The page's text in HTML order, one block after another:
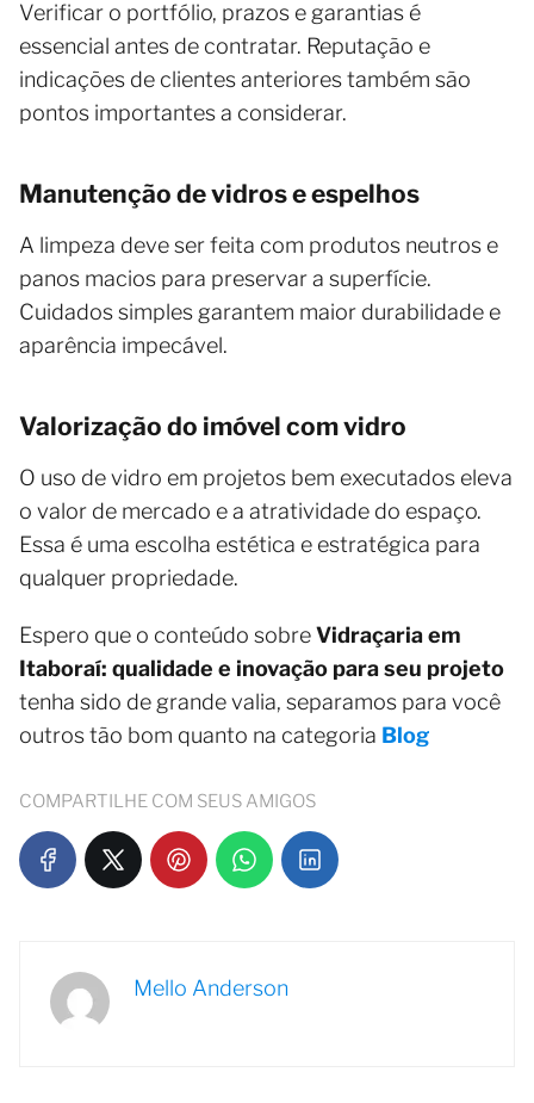
Verificar o portfólio, prazos e garantias é
essencial antes de contratar. Reputação e
indicações de clientes anteriores também são
pontos importantes a considerar.
Manutenção de vidros e espelhos
A limpeza deve ser feita com produtos neutros e
panos macios para preservar a superfície.
Cuidados simples garantem maior durabilidade e
aparência impecável.
Valorização do imóvel com vidro
O uso de vidro em projetos bem executados eleva
o valor de mercado e a atratividade do espaço.
Essa é uma escolha estética e estratégica para
qualquer propriedade.
Espero que o conteúdo sobreVidraçaria em
Itaboraí: qualidade e inovação para seu projeto
tenha sido de grande valia, separamos para você
outros tão bom quanto na categoria Blog
COMPARTILHE COM SEUS AMIGOS
Mello Anderson